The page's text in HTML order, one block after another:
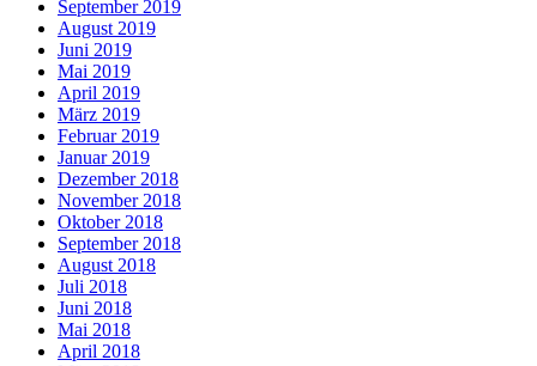
September 2019
August 2019
Juni 2019
Mai 2019
April 2019
März 2019
Februar 2019
Januar 2019
Dezember 2018
November 2018
Oktober 2018
September 2018
August 2018
Juli 2018
Juni 2018
Mai 2018
April 2018